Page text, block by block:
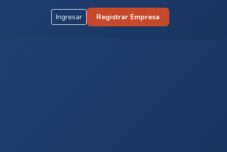
Ingresar Registrar Empresa